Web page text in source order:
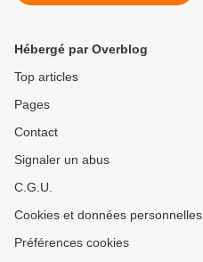
Hébergé par Overblog
Top articles
Pages
Contact
Signaler un abus
C.G.U.
Cookies et données personnelles
Préférences cookies